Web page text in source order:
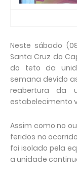
Neste sábado
Santa Cruz do
do teto da
semana devido
reabertura da
estabelecimento
Assim como no
feridos no
foi isolado pela
a unidade